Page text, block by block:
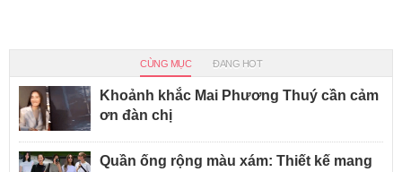
CÙNG MỤC ĐANG HOT
Khoảnh khắc Mai Phương Thuý cần cảm
ơn đàn chị
Quần ống rộng màu xám: Thiết kế mang